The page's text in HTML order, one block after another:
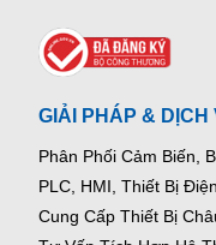
GIẢI PHÁP & DỊCH
Phân Phối Cảm Biến,
PLC, HMI, Thiết Bị Điện.
Cung Cấp Thiết Bị